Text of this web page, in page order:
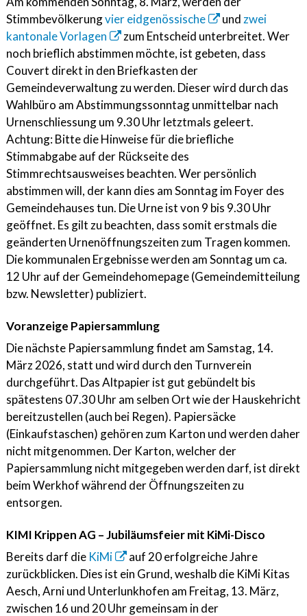
Stimmbevölkerungvier eidgenössische und zwei
kantonale Vorlagen
zum Entscheid unterbreitet. Wer
noch brieflich abstimmen möchte, ist gebeten, dass
Couvert direkt in den Briefkasten der
Gemeindeverwaltung zu werden. Dieser wird durch das
Wahlbüro am Abstimmungssonntag unmittelbar nach
Urnenschliessung um 9.30 Uhr letztmals geleert.
Achtung: Bitte die Hinweise für die briefliche
Stimmabgabe auf der Rückseite des
Stimmrechtsausweises beachten. Wer persönlich
abstimmen will, der kann dies am Sonntag im Foyer des
Gemeindehauses tun. Die Urne ist von 9 bis 9.30 Uhr
geöffnet. Es gilt zu beachten, dass somit erstmals die
geänderten Urnenöffnungszeiten zum Tragen kommen.
Die kommunalen Ergebnisse werden am Sonntag um ca.
12 Uhr auf der Gemeindehomepage (Gemeindemitteilung
bzw. Newsletter) publiziert.
Voranzeige Papiersammlung
Die nächste Papiersammlung findet am Samstag, 14.
März 2026, statt und wird durch den Turnverein
durchgeführt. Das Altpapier ist gut gebündelt bis
spätestens 07.30 Uhr am selben Ort wie der Hauskehricht
bereitzustellen (auch bei Regen). Papiersäcke
(Einkaufstaschen) gehören zum Karton und werden daher
nicht mitgenommen. Der Karton, welcher der
Papiersammlung nicht mitgegeben werden darf, ist direkt
beim Werkhof während der Öffnungszeiten zu
entsorgen.
KIMI Krippen AG – Jubiläumsfeier mit KiMi-Disco
Bereits darf die KiMi
auf 20 erfolgreiche Jahre
zurückblicken. Dies ist ein Grund, weshalb die KiMi Kitas
Aesch, Arni und Unterlunkhofen am Freitag, 13. März,
zwischen 16 und 20 Uhr gemeinsam in der